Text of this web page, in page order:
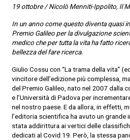
19 ottobre / Nicolò Menniti-Ippolito, Il
In un anno come questo diventa quasi
Premio Galileo per la divulgazione
medico che per tutta la vita ha fatto
bellezza del fare ricerca.
Giulio Cossu con “La trama della vita”
vincitore dell’edizione più complessa,
del Premio Galileo, nato nel 2007 dalla
e l’Università di Padova per
nel nostro paese. E da allora, in effetti,
l’editoria scientifica ha avuto un grande
stata addirittura ai vertici delle
dedicati al Covid 19. Però, la stessa